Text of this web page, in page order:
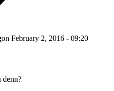
on February 2, 2016 - 09:20
denn?